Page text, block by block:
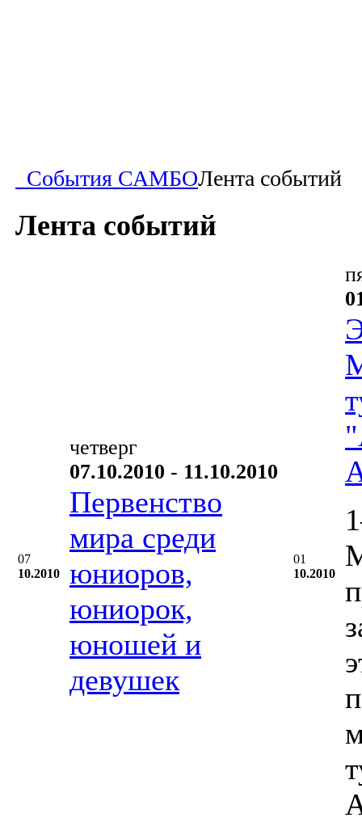
События САМБОЛента событий
Лента событий
07
10.2010
четверг
07.10.2010 - 11.10.2010
Первенство
мира среди
юниоров,
юниорок,
юношей и
девушек
01
10.2010